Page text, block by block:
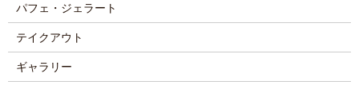
パフェ・ジェラート
テイクアウト
ギャラリー